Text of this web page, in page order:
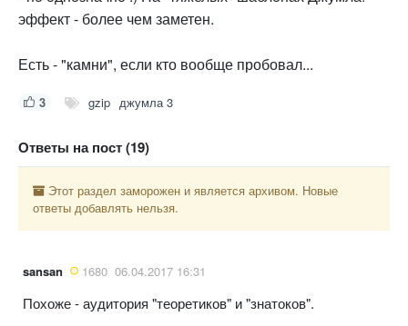
эффект - более чем заметен.
Есть - "камни", если кто вообще пробовал...
3 gzip джумла 3
Ответы на пост (19)
Этот раздел заморожен и является архивом. Новые
ответы добавлять нельзя.
sansan 1680 06.04.2017 16:31
Похоже - аудитория "теоретиков" и "знатоков".